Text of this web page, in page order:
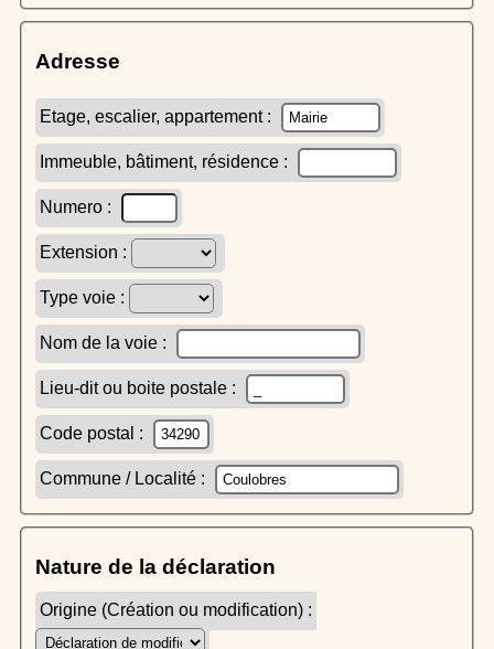
Adresse
Etage, escalier, appartement :
Immeuble, bâtiment, résidence :
Numero :
Extension :
Type voie :
Nom de la voie :
Lieu-dit ou boite postale :
Code postal :
Commune / Localité :
Nature de la déclaration
Origine (Création ou modification) :